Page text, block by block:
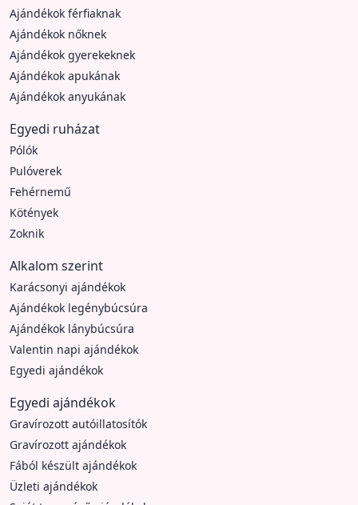
Ajándékok férfiaknak
Ajándékok nőknek
Ajándékok gyerekeknek
Ajándékok apukának
Ajándékok anyukának
Egyedi ruházat
Pólók
Pulóverek
Fehérnemű
Kötények
Zoknik
Alkalom szerint
Karácsonyi ajándékok
Ajándékok legénybúcsúra
Ajándékok lánybúcsúra
Valentin napi ajándékok
Egyedi ajándékok
Egyedi ajándékok
Gravírozott autóillatosítók
Gravírozott ajándékok
Fából készült ajándékok
Üzleti ajándékok